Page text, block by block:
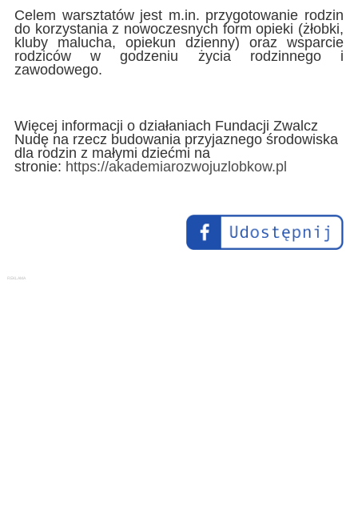
Celem warsztatów jest m.in. przygotowanie rodzin
do korzystania z nowoczesnych form opieki (żłobki,
kluby malucha, opiekun dzienny) oraz wsparcie
rodziców w godzeniu życia rodzinnego i
zawodowego.
Więcej informacji o działaniach Fundacji Zwalcz
Nudę na rzecz budowania przyjaznego środowiska
dla rodzin z małymi dziećmi na
stronie: https://akademiarozwojuzlobkow.pl